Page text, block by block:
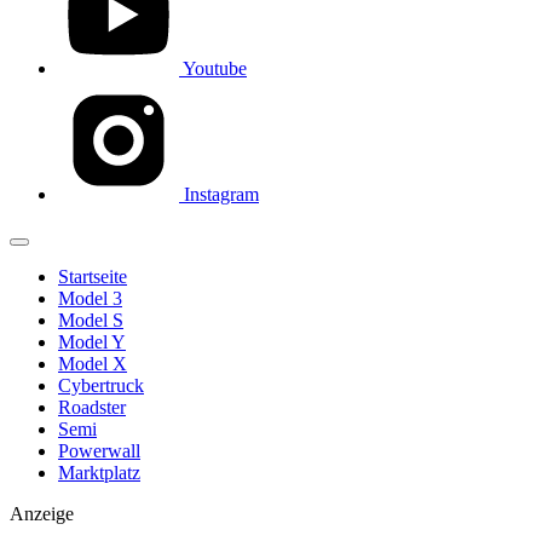
Youtube
Instagram
Startseite
Model 3
Model S
Model Y
Model X
Cybertruck
Roadster
Semi
Powerwall
Marktplatz
Anzeige